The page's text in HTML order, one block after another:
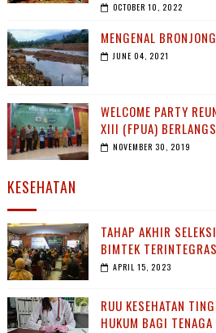
OCTOBER 10, 2022
MENGENAL
JUNE 04, 2021
WELCOME PARTY
XIII (FPUA)
NOVEMBER 30, 2019
KESEHATAN
TAHAP AKHIR
BIMTEK
APRIL 15, 2023
RUU KESEHATAN
HUKUM BAGI TENAGA